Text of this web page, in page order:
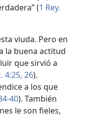
(1 Rey.
viuda. Pero en
la buena actitud
que sirvió a
4:25, 26).
a los que
40). También
le son fieles,